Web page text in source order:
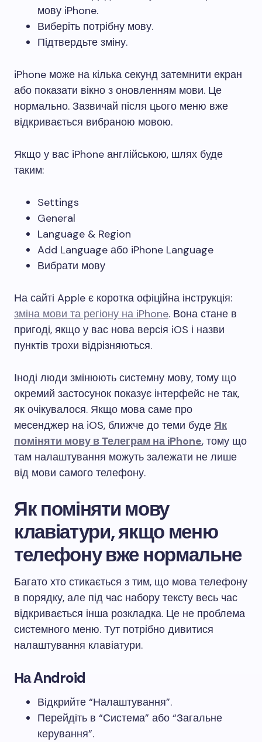
мову iPhone.
Виберіть потрібну мову.
Підтвердьте зміну.
iPhone може на кілька секунд затемнити екран
або показати вікно з оновленням мови. Це
нормально. Зазвичай після цього меню вже
відкривається вибраною мовою.
Якщо у вас iPhone англійською, шлях буде
таким:
Settings
General
Language & Region
Add Language або iPhone Language
Вибрати мову
На сайті Apple є коротка офіційна інструкція:
зміна мови та регіону на iPhone. Вона стане в
пригоді, якщо у вас нова версія iOS і назви
пунктів трохи відрізняються.
Іноді люди змінюють системну мову, тому що
окремий застосунок показує інтерфейс не так,
як очікувалося. Якщо мова саме про
месенджер на iOS, ближче до теми буде Як
поміняти мову в Телеграм на iPhone, тому що
там налаштування можуть залежати не лише
від мови самого телефону.
Як поміняти мову
клавіатури, якщо меню
телефону вже нормальне
Багато хто стикається з тим, що мова телефону
в порядку, але під час набору тексту весь час
відкривається інша розкладка. Це не проблема
системного меню. Тут потрібно дивитися
налаштування клавіатури.
На Android
Відкрийте “Налаштування”.
Перейдіть в “Система” або “Загальне
керування”.